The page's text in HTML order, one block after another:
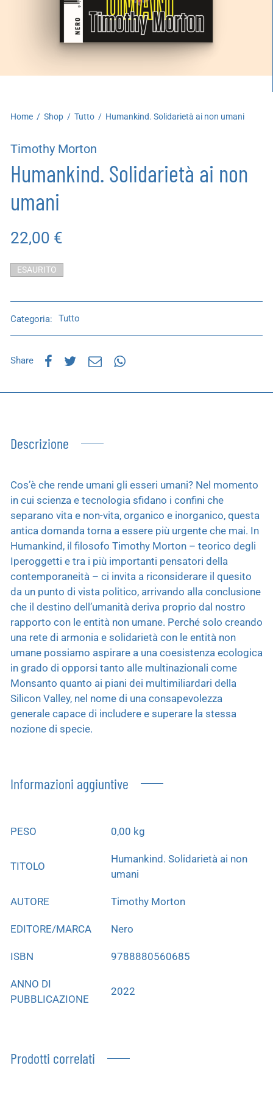
Home / Shop / Tutto / Humankind. Solidarietà ai non umani
Timothy Morton
Humankind. Solidarietà ai non
umani
22,00 €
ESAURITO
Categoria: Tutto
Share
Descrizione
Cos’è che rende umani gli esseri umani? Nel momento
in cui scienza e tecnologia sfidano i confini che
separano vita e non-vita, organico e inorganico, questa
antica domanda torna a essere più urgente che mai. In
Humankind, il filosofo Timothy Morton – teorico degli
Iperoggetti e tra i più importanti pensatori della
contemporaneità – ci invita a riconsiderare il quesito
da un punto di vista politico, arrivando alla conclusione
che il destino dell’umanità deriva proprio dal nostro
rapporto con le entità non umane. Perché solo creando
una rete di armonia e solidarietà con le entità non
umane possiamo aspirare a una coesistenza ecologica
in grado di opporsi tanto alle multinazionali come
Monsanto quanto ai piani dei multimiliardari della
Silicon Valley, nel nome di una consapevolezza
generale capace di includere e superare la stessa
nozione di specie.
Informazioni aggiuntive
PESO 0,00 kg
TITOLO
Humankind. Solidarietà ai non
umani
AUTORE Timothy Morton
EDITORE/MARCA Nero
ISBN 9788880560685
ANNO DI
PUBBLICAZIONE
2022
Prodotti correlati